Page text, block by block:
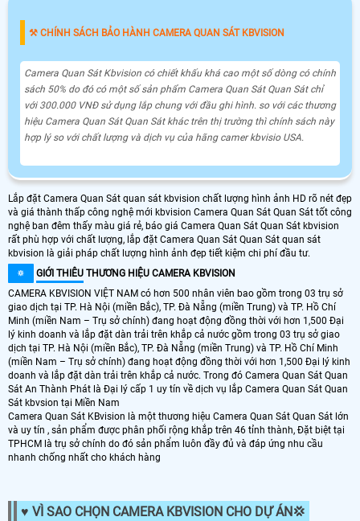
⚒ CHÍNH SÁCH BẢO HÀNH CAMERA QUAN SÁT KBVISION
Camera Quan Sát Kbvision có chiết khấu khá cao một số dòng có chính
sách 50% do đó có một số sản phẩm Camera Quan Sát Quan Sát chỉ
với 300.000 VNĐ sử dụng lắp chung với đầu ghi hình. so với các thương
hiệu Camera Quan Sát Quan Sát khác trên thị trường thì chính sách này
hợp lý so với chất lượng và dịch vụ của hãng camer kbvisio USA.
Lắp đặt Camera Quan Sát quan sát kbvision chất lượng hình ảnh HD rõ nét đẹp
và giá thành thấp công nghệ mới kbvision Camera Quan Sát Quan Sát tốt công
nghệ ban đêm thấy màu giá rẻ, báo giá Camera Quan Sát Quan Sát kbvision
rất phù hợp với chất lượng, lắp đặt Camera Quan Sát Quan Sát quan sát
kbvision là giải pháp chất lượng hình ảnh đẹp tiết kiệm chi phí đầu tư.
🔅
GIỚI THIÊU THƯƠNG HIỆU CAMERA KBVISION
CAMERA KBVISION VIỆT NAM có hơn 500 nhân viên bao gồm trong 03 trụ sở
giao dịch tại TP. Hà Nội (miền Bắc), TP. Đà Nẵng (miền Trung) và TP. Hồ Chí
Minh (miền Nam – Trụ sở chính) đang hoạt động đồng thời với hơn 1,500 Đại
lý kinh doanh và lắp đặt dàn trải trên khắp cả nước gồm trong 03 trụ sở giao
dịch tại TP. Hà Nội (miền Bắc), TP. Đà Nẵng (miền Trung) và TP. Hồ Chí Minh
(miền Nam – Trụ sở chính) đang hoạt động đồng thời với hơn 1,500 Đại lý kinh
doanh và lắp đặt dàn trải trên khắp cả nước. Trong đó Camera Quan Sát Quan
Sát An Thành Phát là Đại lý cấp 1 uy tín về dịch vụ lắp Camera Quan Sát Quan
Sát kbvsion tại Miền Nam
Camera Quan Sát KBvision là một thương hiệu Camera Quan Sát Quan Sát lớn
và uy tín , sản phẩm được phân phối rộng khắp trên 46 tỉnh thành, Đặt biệt tại
TPHCM là trụ sở chính do đó sản phẩm luôn đầy đủ và đáp ứng nhu cầu
nhanh chống nhất cho khách hàng
♥️ VÌ SAO CHỌN CAMERA KBVISION CHO DỰ ÁN️💢